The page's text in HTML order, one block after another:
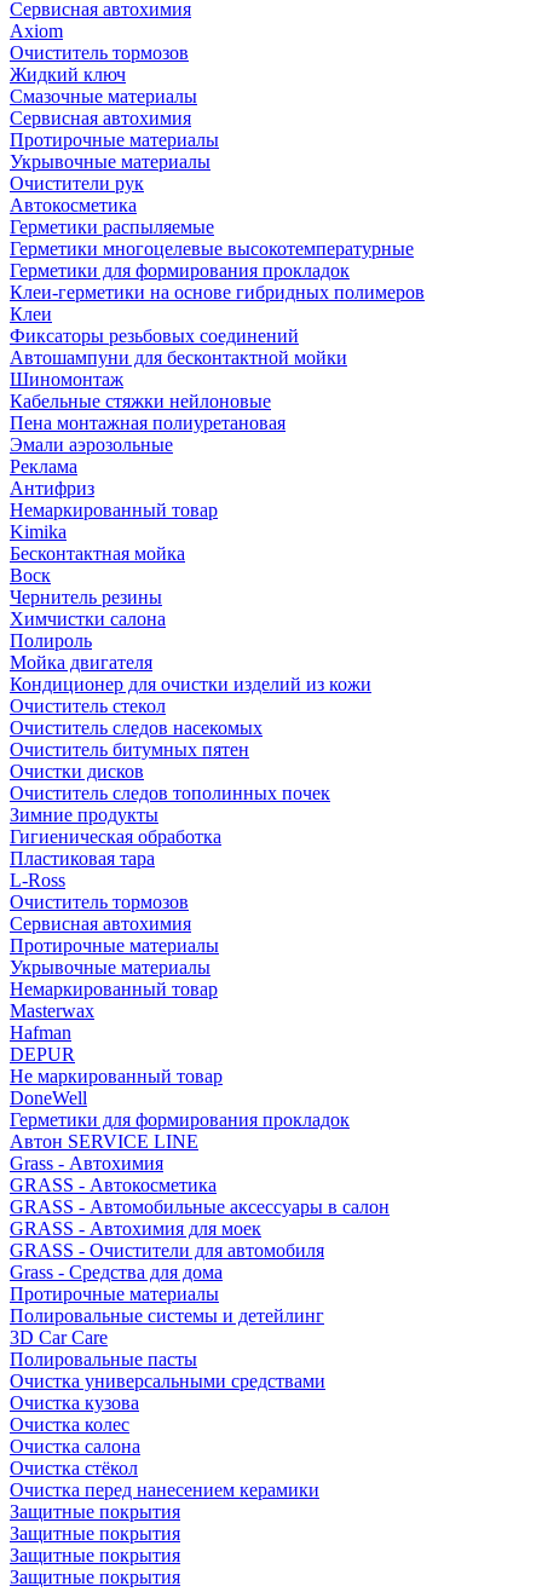
Сервисная автохимия
Axiom
Очиститель тормозов
Жидкий ключ
Смазочные материалы
Сервисная автохимия
Протирочные материалы
Укрывочные материалы
Очистители рук
Автокосметика
Герметики распыляемые
Герметики многоцелевые высокотемпературные
Герметики для формирования прокладок
Клеи-герметики на основе гибридных полимеров
Клеи
Фиксаторы резьбовых соединений
Автошампуни для бесконтактной мойки
Шиномонтаж
Кабельные стяжки нейлоновые
Пена монтажная полиуретановая
Эмали аэрозольные
Реклама
Антифриз
Немаркированный товар
Kimika
Бесконтактная мойка
Воск
Чернитель резины
Химчистки салона
Полироль
Мойка двигателя
Кондиционер для очистки изделий из кожи
Очиститель стекол
Очиститель следов насекомых
Очиститель битумных пятен
Очистки дисков
Очиститель следов тополинных почек
Зимние продукты
Гигиеническая обработка
Пластиковая тара
L-Ross
Очиститель тормозов
Сервисная автохимия
Протирочные материалы
Укрывочные материалы
Немаркированный товар
Masterwax
Hafman
DEPUR
Не маркированный товар
DoneWell
Герметики для формирования прокладок
Автон SERVICE LINE
Grass - Автохимия
GRASS - Автокосметика
GRASS - Автомобильные аксессуары в салон
GRASS - Автохимия для моек
GRASS - Очистители для автомобиля
Grass - Средства для дома
Протирочные материалы
Полировальные системы и детейлинг
3D Car Care
Полировальные пасты
Очистка универсальными средствами
Очистка кузова
Очистка колес
Очистка салона
Очистка стёкол
Очистка перед нанесением керамики
Защитные покрытия
Защитные покрытия
Защитные покрытия
Защитные покрытия